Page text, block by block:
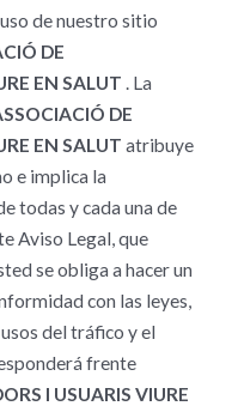
de nuestro sitio
DE
EN SALUT . La
DE
EN SALUT atribuye
e implica la
todas y cada una de
Aviso Legal, que
se obliga a hacer un
con las leyes,
del tráfico y el
frente
I USUARIS VIURE